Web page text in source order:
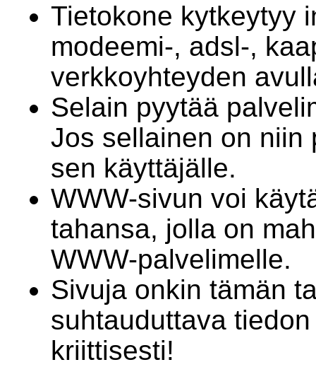
Tietokone kytkeytyy
modeemi-, adsl-,
verkkoyhteyden
Selain pyytää
Jos sellainen on niin
sen käyttäjälle.
WWW-sivun voi
tahansa, jolla on
WWW-palvelimelle.
Sivuja onkin tämän
suhtauduttava
kriittisesti!